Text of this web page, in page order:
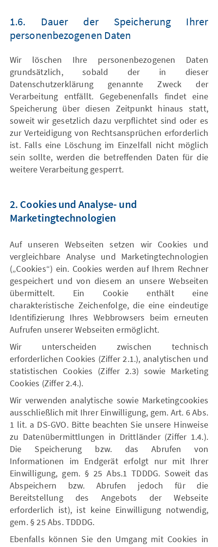
1.6. Dauer der Speicherung Ihrer
personenbezogenen Daten
Wir löschen Ihre personenbezogenen Daten
grundsätzlich, sobald der in dieser
Datenschutzerklärung genannte Zweck der
Verarbeitung entfällt. Gegebenenfalls findet eine
Speicherung über diesen Zeitpunkt hinaus statt,
soweit wir gesetzlich dazu verpflichtet sind oder es
zur Verteidigung von Rechtsansprüchen erforderlich
ist. Falls eine Löschung im Einzelfall nicht möglich
sein sollte, werden die betreffenden Daten für die
weitere Verarbeitung gesperrt.
2. Cookies und Analyse- und
Marketingtechnologien
Auf unseren Webseiten setzen wir Cookies und
vergleichbare Analyse und Marketingtechnologien
(„Cookies“) ein. Cookies werden auf Ihrem Rechner
gespeichert und von diesem an unsere Webseiten
übermittelt. Ein Cookie enthält eine
charakteristische Zeichenfolge, die eine eindeutige
Identifizierung Ihres Webbrowsers beim erneuten
Aufrufen unserer Webseiten ermöglicht.
Wir unterscheiden zwischen technisch
erforderlichen Cookies (Ziffer 2.1.), analytischen und
statistischen Cookies (Ziffer 2.3) sowie Marketing
Cookies (Ziffer 2.4.).
Wir verwenden analytische sowie Marketingcookies
ausschließlich mit Ihrer Einwilligung, gem. Art. 6 Abs.
1 lit. a DS-GVO. Bitte beachten Sie unsere Hinweise
zu Datenübermittlungen in Drittländer (Ziffer 1.4.).
Die Speicherung bzw. das Abrufen von
Informationen im Endgerät erfolgt nur mit Ihrer
Einwilligung, gem. § 25 Abs.1 TDDDG. Soweit das
Abspeichern bzw. Abrufen jedoch für die
Bereitstellung des Angebots der Webseite
erforderlich ist), ist keine Einwilligung notwendig,
gem. § 25 Abs. TDDDG.
Ebenfalls können Sie den Umgang mit Cookies in